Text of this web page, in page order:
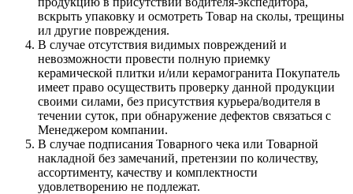
вскрыть упаковку и осмотреть Товар на сколы, трещины
ил другие повреждения.
В случае отсутствия видимых повреждений и
невозможности провести полную приемку
керамической плитки и/или керамогранита Покупатель
имеет право осуществить проверку данной продукции
своими силами, без присутствия курьера/водителя в
течении суток, при обнаружение дефектов связаться с
Менеджером компании.
В случае подписания Товарного чека или Товарной
накладной без замечаний, претензии по количеству,
ассортименту, качеству и комплектности
удовлетворению не подлежат.